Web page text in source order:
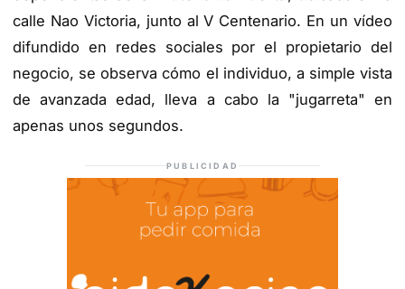
calle Nao Victoria, junto al V Centenario. En un vídeo
difundido en redes sociales por el propietario del
negocio, se observa cómo el individuo, a simple vista
de avanzada edad, lleva a cabo la "jugarreta" en
apenas unos segundos.
PUBLICIDAD